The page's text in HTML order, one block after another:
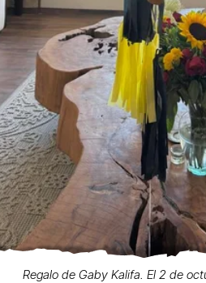
Regalo de Gaby Kalifa. El 2 de